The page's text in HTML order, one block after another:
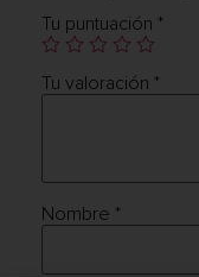
Tu puntuación *
Tu valoración *
Nombre *